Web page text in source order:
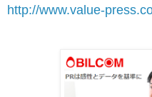
http://www.value-